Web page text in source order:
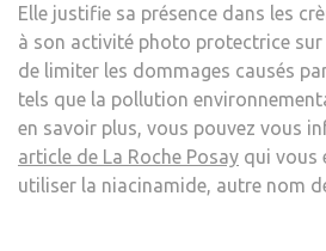
Elle justifie sa présence dans les
à son activité photo protectrice sur
de limiter les dommages causés
tels que la pollution
en savoir plus, vous pouvez vous
article de La Roche Posay qui vous
utiliser la niacinamide, autre nom